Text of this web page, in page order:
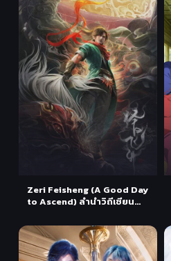
Zeri Feisheng (A Good Day
to Ascend) ลำนำวิถีเซียน